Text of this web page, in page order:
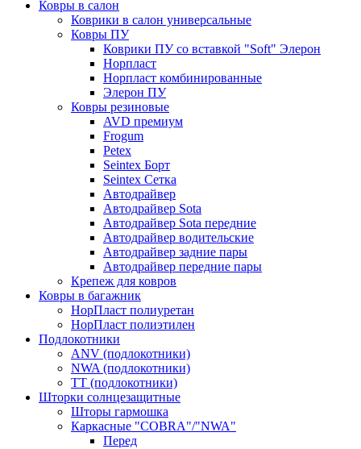
Ковры в салон
Коврики в салон универсальные
Ковры ПУ
Коврики ПУ со вставкой "Soft" Элерон
Норпласт
Норпласт комбинированные
Элерон ПУ
Ковры резиновые
AVD премиум
Frogum
Petex
Seintex Борт
Seintex Сетка
Автодрайвер
Автодрайвер Sota
Автодрайвер Sota передние
Автодрайвер водительские
Автодрайвер задние пары
Автодрайвер передние пары
Крепеж для ковров
Ковры в багажник
НорПласт полиуретан
НорПласт полиэтилен
Подлокотники
ANV (подлокотники)
NWA (подлокотники)
TT (подлокотники)
Шторки солнцезащитные
Шторы гармошка
Каркасные "COBRA"/"NWA"
Перед